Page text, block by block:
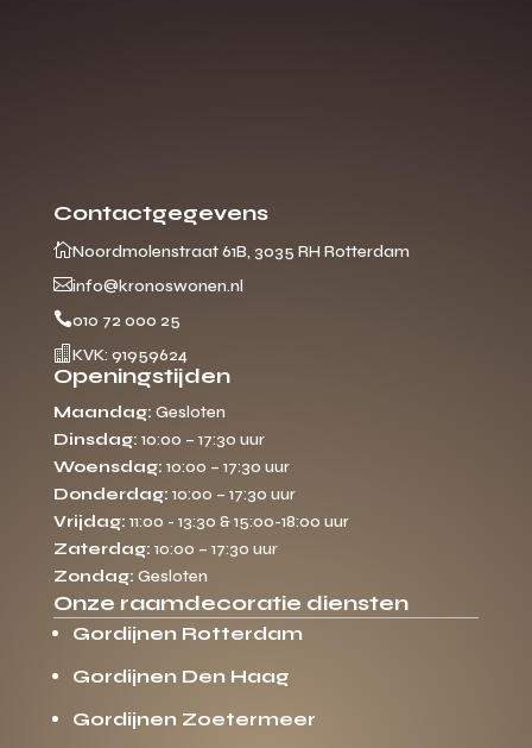
Contactgegevens
Noordmolenstraat 61B, 3035 RH Rotterdam
info@kronoswonen.nl
010 72 000 25
 KVK: 91959624
Openingstijden
Maandag: Gesloten
Dinsdag: 10:00 – 17:30 uur
Woensdag: 10:00 – 17:30 uur
Donderdag: 10:00 – 17:30 uur
Vrijdag: 11:00 - 13:30 & 15:00-18:00 uur
Zaterdag: 10:00 – 17:30 uur
Zondag: Gesloten
Onze raamdecoratie diensten
Gordijnen Rotterdam
Gordijnen Den Haag
Gordijnen Zoetermeer